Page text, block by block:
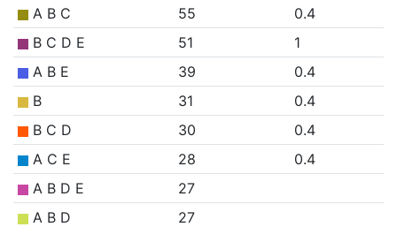
A B C
55
0.4
B C D E
51
1
A B E
39
0.4
B
31
0.4
B C D
30
0.4
A C E
28
0.4
A B D E
27
A B D
27